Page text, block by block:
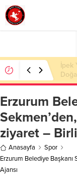
Erzurum
ziyaret –
Anasayfa
Spor
Erzurum Belediye Başkanı
Ajansı